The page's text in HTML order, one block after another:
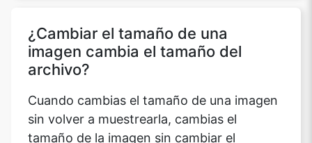
¿Cambiar el tamaño de una
imagen cambia el tamaño del
archivo?
Cuando cambias el tamaño de una imagen
sin volver a muestrearla, cambias el
tamaño de la imagen sin cambiar el